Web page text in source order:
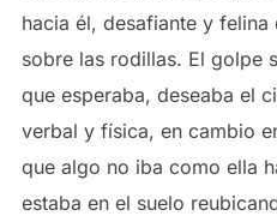
hacia él, desafiante y
sobre las rodillas. El golpe
que esperaba, deseaba el
verbal y física, en cambio
que algo no iba como ella
estaba en el suelo